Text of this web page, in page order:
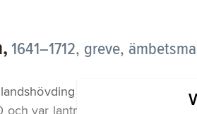
1641–1712, greve,
i Viborgs län 1675
var lantmarskalk vid 1682 års